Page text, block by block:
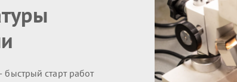
быстрый старт работ